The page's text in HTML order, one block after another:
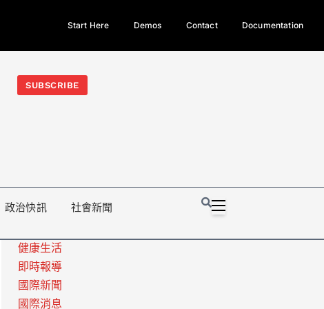
今日熱門新聞TOP3｜西拉雅族正式成第17個原住民族、立院電競
光電場回
Start Here Demos Contact Documentation
SUBSCRIBE
政治快訊 社會新聞
健康生活
即時報導
國際新聞
國際消息